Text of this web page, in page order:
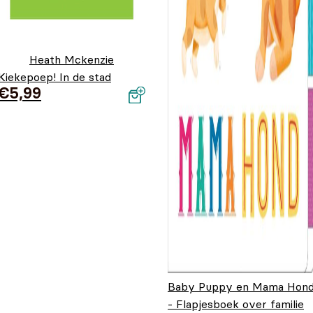
Heath Mckenzie
In de stad
5,99
Baby Puppy en Mama
- Flapjesboek over familie